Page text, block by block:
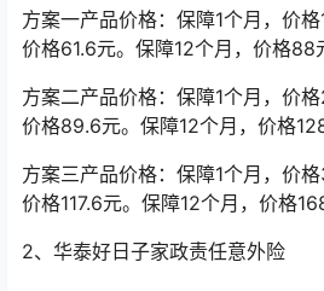
方案一产品价格：保障1个月，价格
价格61.6元。保障12个月，价格88
方案二产品价格：保障1个月，价
价格89.6元。保障12个月，价格
方案三产品价格：保障1个月，价
价格117.6元。保障12个月，价格
2、华泰好日子家政责任意外险